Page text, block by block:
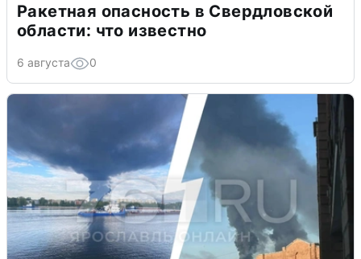
Ракетная опасность в Свердловской
области: что известно
6 августа 0